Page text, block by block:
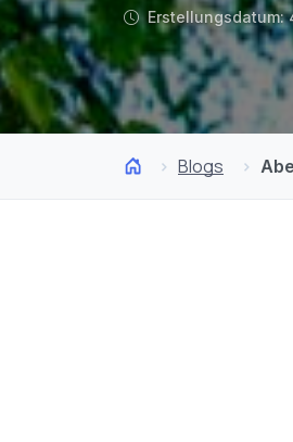
Erstellungsdatum:
Blogs